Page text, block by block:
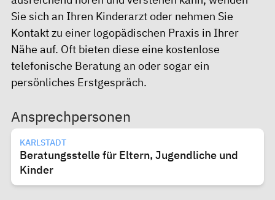
Sie sich an Ihren Kinderarzt oder nehmen Sie
Kontakt zu einer logopädischen Praxis in Ihrer
Nähe auf. Oft bieten diese eine kostenlose
telefonische Beratung an oder sogar ein
persönliches Erstgespräch.
Ansprechpersonen
KARLSTADT
Beratungsstelle für Eltern, Jugendliche und
Kinder